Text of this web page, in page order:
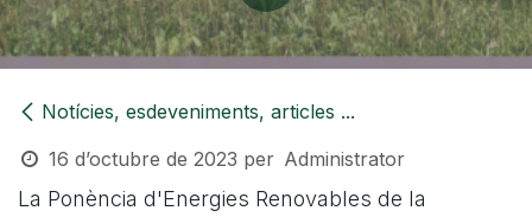
Notícies, esdeveniments, articles ...
16 d’octubre de 2023 per Administrator
La Ponència d'Energies Renovables de la